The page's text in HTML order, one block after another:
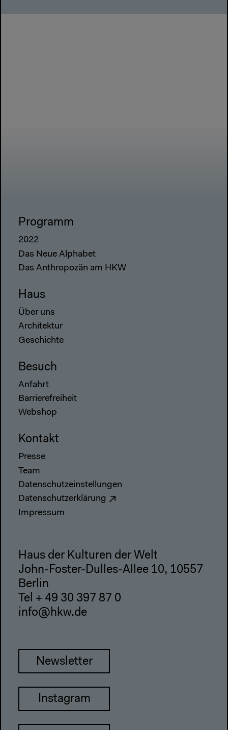
Programm
2022
Das Neue Alphabet
Das Anthropozän am HKW
Haus
Über uns
Architektur
Geschichte
Besuch
Anfahrt
Barrierefreiheit
Webshop
Kontakt
Presse
Team
Datenschutzeinstellungen
Datenschutzerklärung
Impressum
Haus der Kulturen der Welt
John-Foster-Dulles-Allee 10, 10557
Berlin
Tel + 49 30 397 87 0
info@hkw.de
Newsletter
Instagram